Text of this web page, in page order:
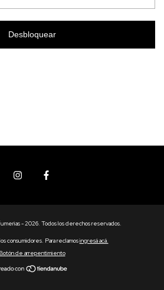
Desbloquear
- 2026. Todos los derechos reservados.
consumidores. Para reclamosingresá acá.
Botón de arrepentimiento